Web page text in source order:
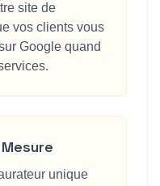
site de
vos clients vous
Google quand
unique